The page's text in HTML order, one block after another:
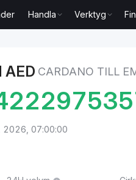
Handla Verktyg
AED CARDANO TILL
2026, 07:00:00